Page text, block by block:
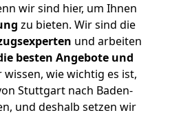
wir sind hier, um Ihnen
zu bieten. Wir sind die
und arbeiten
besten Angebote und
wissen, wie wichtig es ist,
Stuttgart nach Baden-
und deshalb setzen wir